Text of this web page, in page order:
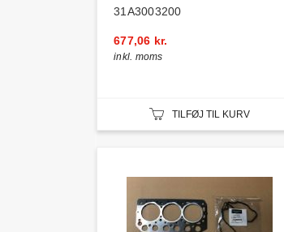
31A3003200
677,06 kr.
inkl. moms
TILFØJ TIL KURV